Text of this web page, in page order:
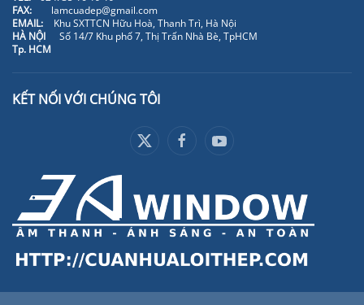
FAX:
EMAIL:
lamcuadep@gmail.com
HÀ NỘI
Khu SXTTCN Hữu Hoà, Thanh Trì, Hà Nội
Tp. HCM
Số 14/7 Khu phố 7, Thị Trấn Nhà Bè, TpHCM
KẾT NỐI VỚI CHÚNG TÔI